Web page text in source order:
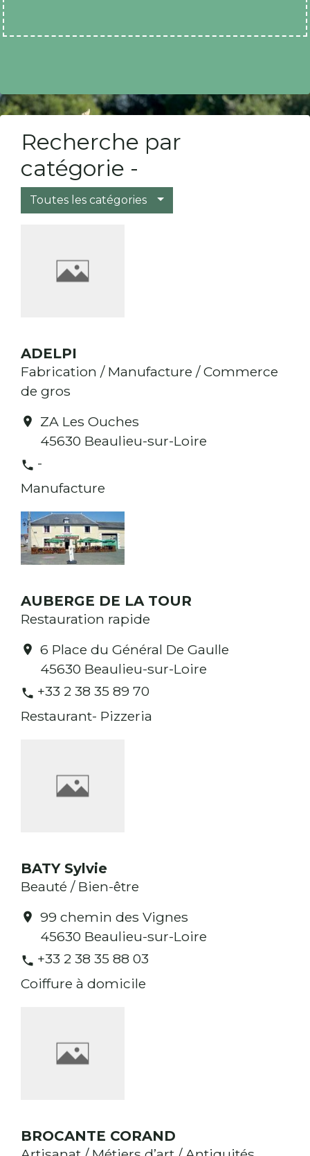
Recherche par
catégorie -
Toutes les catégories
ADELPI
Fabrication / Manufacture / Commerce
de gros
location_on
ZA Les Ouches
45630 Beaulieu-sur-Loire
phone -
Manufacture
AUBERGE DE LA TOUR
Restauration rapide
location_on 6 Place du Général De Gaulle
45630 Beaulieu-sur-Loire
phone +33 2 38 35 89 70
Restaurant- Pizzeria
BATY Sylvie
Beauté / Bien-être
location_on 99 chemin des Vignes
45630 Beaulieu-sur-Loire
phone +33 2 38 35 88 03
Coiffure à domicile
BROCANTE CORAND